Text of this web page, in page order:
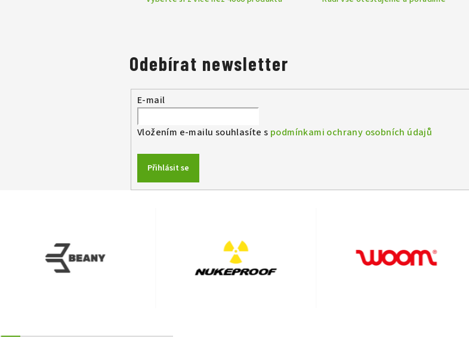
Odebírat newsletter
E-mail
Vložením e-mailu souhlasíte s podmínkami ochrany osobních údajů
Přihlásit se